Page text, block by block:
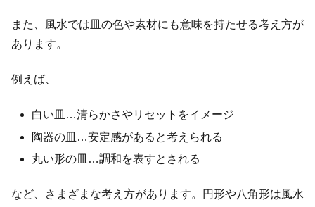
また、風水では皿の色や素材にも意味を持たせる考え方が
あります。
例えば、
白い皿…清らかさやリセットをイメージ
陶器の皿…安定感があると考えられる
丸い形の皿…調和を表すとされる
など、さまざまな考え方があります。円形や八角形は風水